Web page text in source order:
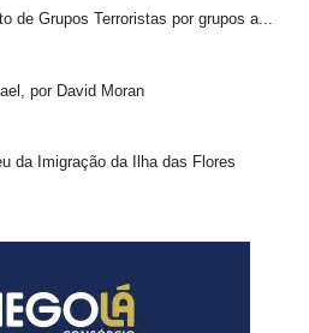
de Grupos Terroristas por grupos a...
por David Moran
da Imigração da Ilha das Flores